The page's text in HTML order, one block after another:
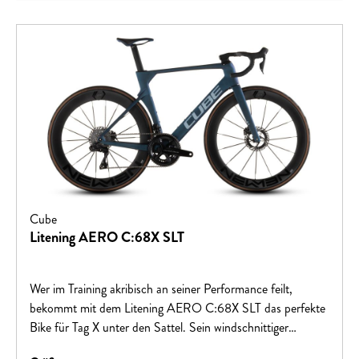
Cube
Litening AERO C:68X SLT
Wer im Training akribisch an seiner Performance feilt,
bekommt mit dem Litening AERO C:68X SLT das perfekte
Bike für Tag X unter den Sattel. Sein windschnittiger